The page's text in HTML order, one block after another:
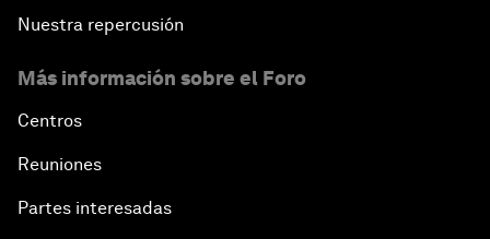
Nuestra repercusión
Más información sobre el Foro
Centros
Reuniones
Partes interesadas